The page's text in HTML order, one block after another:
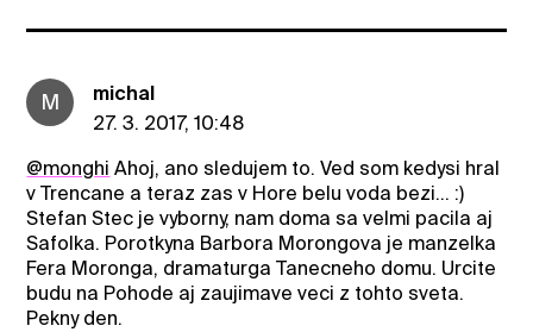
M
michal
27. 3. 2017, 10:48
@monghi Ahoj, ano sledujem to. Ved som kedysi hral
v Trencane a teraz zas v Hore belu voda bezi... :)
Stefan Stec je vyborny, nam doma sa velmi pacila aj
Safolka. Porotkyna Barbora Morongova je manzelka
Fera Moronga, dramaturga Tanecneho domu. Urcite
budu na Pohode aj zaujimave veci z tohto sveta.
Pekny den.